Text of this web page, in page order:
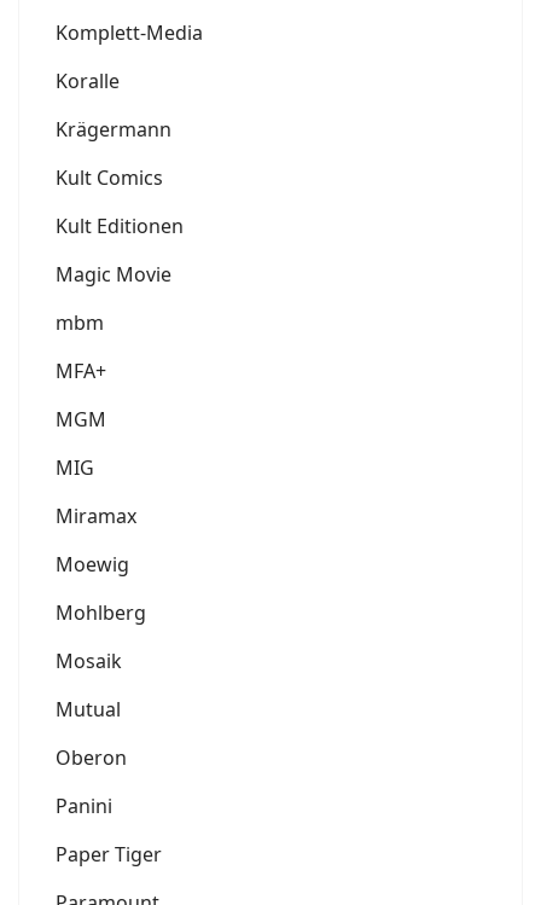
Komplett-Media
Koralle
Krägermann
Kult Comics
Kult Editionen
Magic Movie
mbm
MFA+
MGM
MIG
Miramax
Moewig
Mohlberg
Mosaik
Mutual
Oberon
Panini
Paper Tiger